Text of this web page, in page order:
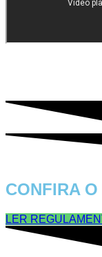
CONFIRA
LER